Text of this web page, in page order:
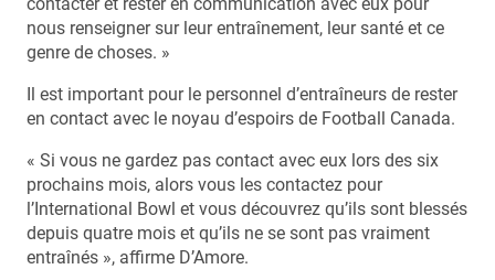
nous renseigner sur leur entraînement, leur santé et ce
genre de choses. »
Il est important pour le personnel d’entraîneurs de rester
en contact avec le noyau d’espoirs de Football Canada.
« Si vous ne gardez pas contact avec eux lors des six
prochains mois, alors vous les contactez pour
l’International Bowl et vous découvrez qu’ils sont blessés
depuis quatre mois et qu’ils ne se sont pas vraiment
entraînés », affirme D’Amore.